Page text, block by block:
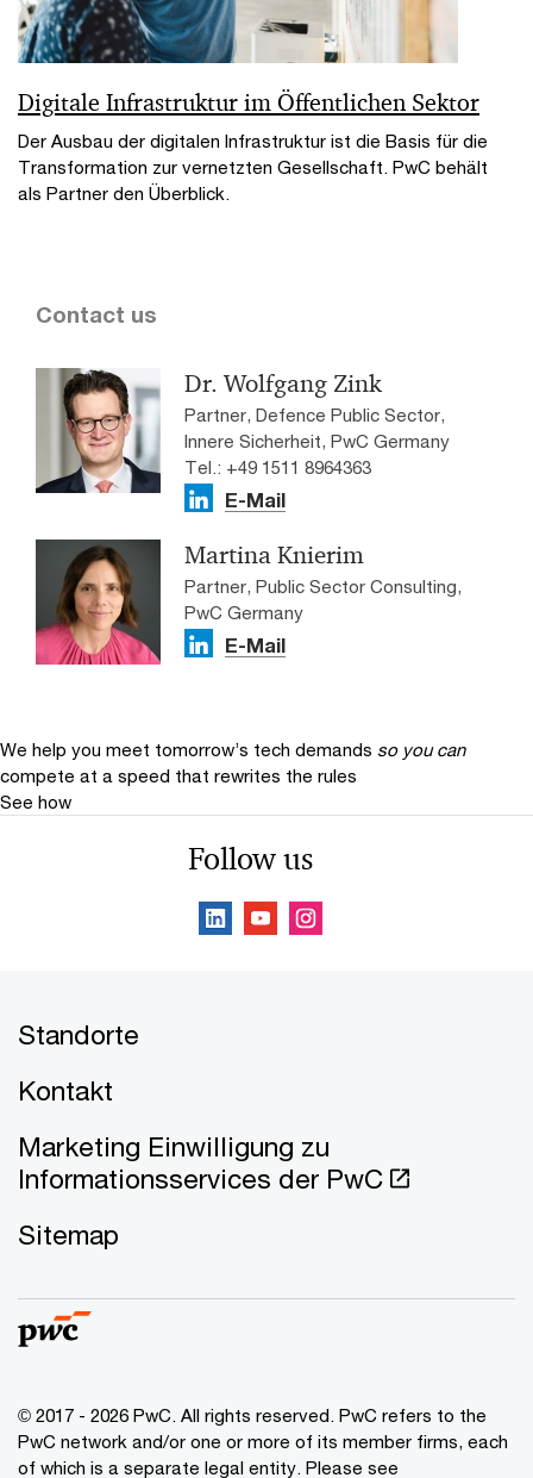
Digitale Infrastruktur im Öffentlichen Sektor
Der Ausbau der digitalen Infrastruktur ist die Basis für die
Transformation zur vernetzten Gesellschaft. PwC behält
als Partner den Überblick.
Contact us
Dr. Wolfgang Zink
Partner, Defence Public Sector,
Innere Sicherheit, PwC Germany
Tel.: +49 1511 8964363
E-Mail
Martina Knierim
Partner, Public Sector Consulting,
PwC Germany
E-Mail
We help you meet tomorrow’s tech demands so you can
compete at a speed that rewrites the rules
See how
Follow us
Standorte
Kontakt
Marketing Einwilligung zu
Informationsservices der PwC
Sitemap
© 2017 - 2026 PwC. All rights reserved. PwC refers to the
PwC network and/or one or more of its member firms, each
of which is a separate legal entity. Please see